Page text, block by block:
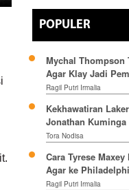
POPULER
Mychal Thompson
Agar Klay Jadi
Ragil Putri Irmalia
Kekhawatiran
Jonathan
Tora Nodisa
Cara Tyrese
Agar ke
Ragil Putri Irmalia